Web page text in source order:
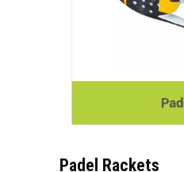
Padel Rackets